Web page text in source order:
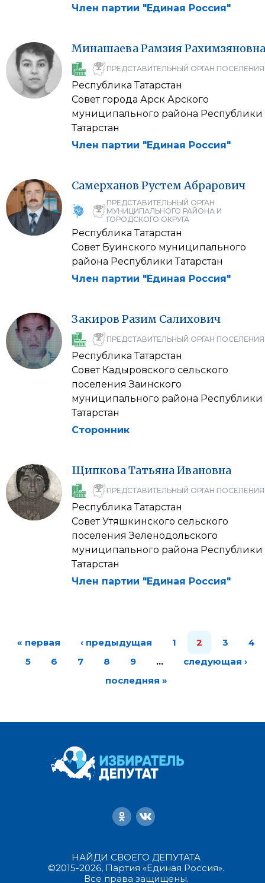
Член партии "Единая Россия"
МинашаеваРамзияРахимзяновна
ПРЕДСТАВИТЕЛЬНЫЙ ОРГАН ПОСЕЛЕНИЯ
Республика Татарстан
Совет города Арск Арского
муниципального района Республики
Татарстан
Член партии "Единая Россия"
Самерханов Рустем Абрарович
ПРЕДСТАВИТЕЛЬНЫЙ ОРГАН
МУНИЦИПАЛЬНОГО РАЙОНА И
ГОРОДСКОГО ОКРУГА
Республика Татарстан
Совет Буинского муниципального
района Республики Татарстан
Член партии "Единая Россия"
Закиров Разим Салихович
ПРЕДСТАВИТЕЛЬНЫЙ ОРГАН ПОСЕЛЕНИЯ
Республика Татарстан
Совет Кадыровского сельского
поселения Заинского
муниципального района Республики
Татарстан
Сторонник
ЩипковаТатьянаИвановна
ПРЕДСТАВИТЕЛЬНЫЙ ОРГАН ПОСЕЛЕНИЯ
Республика Татарстан
Совет Утяшкинского сельского
поселения Зеленодольского
муниципального района Республики
Татарстан
Член партии "Единая Россия"
« первая ‹ предыдущая 1 2 3
4
5
6 7 8 9 …
следующая ›
последняя »
НАЙДИ СВОЕГО ДЕПУТАТА
©2015-2026, Партия «Единая Россия».
Все права защищены.